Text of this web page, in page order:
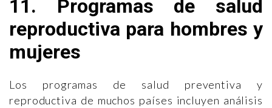
11. Programas de salud
reproductiva para hombres y
mujeres
Los programas de salud preventiva y
reproductiva de muchos países incluyen análisis